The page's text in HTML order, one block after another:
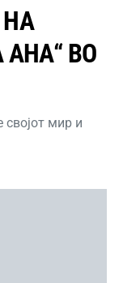
АНА“ ВО
мир и